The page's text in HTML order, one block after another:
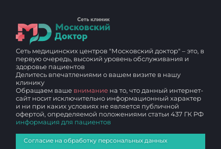
Сеть медицинских центров "Московский доктор" – это, в
первую очередь, высокий уровень обслуживания и
здоровье пациентов
Делитесь впечатлениями о вашем визите в нашу
клинику
Обращаем ваше внимание на то, что данный интернет-
сайт носит исключительно информационный характер
и ни при каких условиях не является публичной
офертой, определяемой положениями статьи 437 ГК РФ
информация для пациентов
Согласие на обработку персональных данных